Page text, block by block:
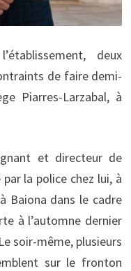
deux
de faire demi-
Piarres-Larzabal, à
et directeur de
la police chez lui, à
Baiona dans le cadre
à l’automne dernier
soir-même, plusieurs
sur le fronton